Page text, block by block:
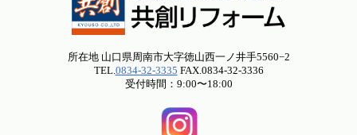
所在地 山口県周南市大字徳山西一ノ井手5560−2
TEL. 0834-32-3335 FAX.0834-32-3336
受付時間：9:00〜18:00